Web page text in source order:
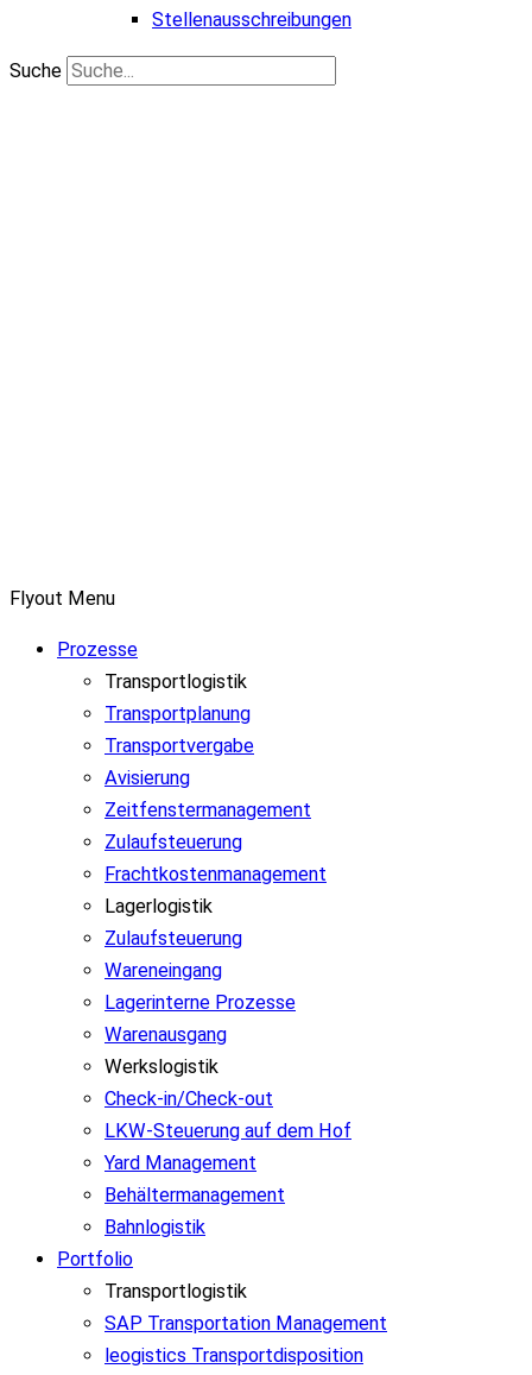
Stellenausschreibungen
Suche
Flyout Menu
Prozesse
Transportlogistik
Transportplanung
Transportvergabe
Avisierung
Zeitfenstermanagement
Zulaufsteuerung
Frachtkostenmanagement
Lagerlogistik
Zulaufsteuerung
Wareneingang
Lagerinterne Prozesse
Warenausgang
Werkslogistik
Check-in/Check-out
LKW-Steuerung auf dem Hof
Yard Management
Behältermanagement
Bahnlogistik
Portfolio
Transportlogistik
SAP Transportation Management
leogistics Transportdisposition